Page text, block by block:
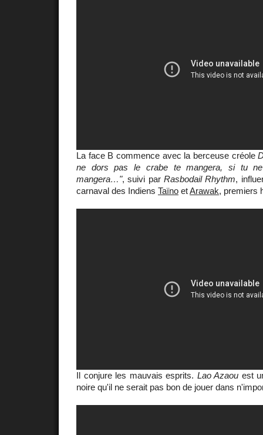
La face B commence avec la berceuse créole
ne dors pas le crabe te mangera, si tu
mangera…", suivi par Rasbodail Rhythm,
carnaval des Indiens Taïno etArawak, premiers
Il conjure les mauvais esprits. Lao Azaou est
noire qu'il ne serait pas bon de jouer dans